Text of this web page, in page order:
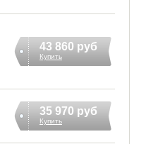
43 860 руб
Купить
35 970 руб
Купить